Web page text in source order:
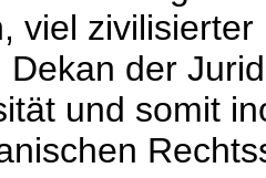
viel
Dekan der
und somit